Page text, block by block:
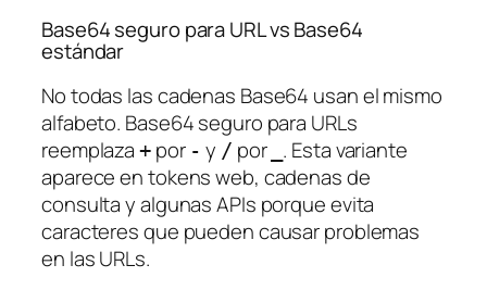
Base64 seguro para URL vs Base64
estándar
No todas las cadenas Base64 usan el mismo
alfabeto. Base64 seguro para URLs
reemplaza+por - y / por . Esta variante
aparece en tokens web, cadenas de
consulta y algunas APIs porque evita
caracteres que pueden causar problemas
en las URLs.